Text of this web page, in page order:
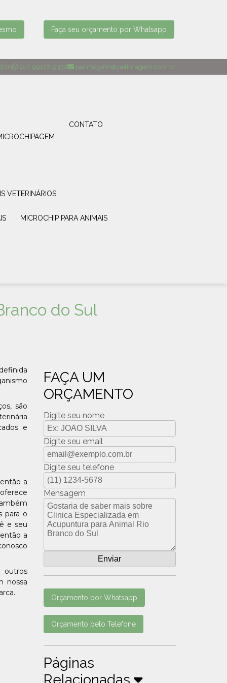
Faça seu orçamento por Whatsapp
(41) 99127-9332 petimagem@petimagem.com.br
MICROCHIPAGEM
CONTATO
VETERINÁRIOS
MICROCHIP PARA ANIMAIS
do Sul
são
e
a
para o
e seu
a
outros
nossa
FAÇA UM
ORÇAMENTO
Digite seu nome
Digite seu email
Digite seu telefone
Mensagem
Orçamento por Whatsapp
Orçamento pelo Telefone
Páginas